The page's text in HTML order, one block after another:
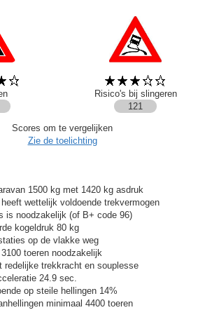
Risico's bij slingeren
121
Scores om te vergelijken
Zie de toelichting
1500 kg met 1420 kg asdruk
heeft wettelijk voldoende trekvermogen
is noodzakelijk (of B+ code 96)
kogeldruk 80 kg
op de vlakke weg
toeren noodzakelijk
redelijke trekkracht en souplesse
24.9 sec.
op steile hellingen 14%
minimaal 4400 toeren